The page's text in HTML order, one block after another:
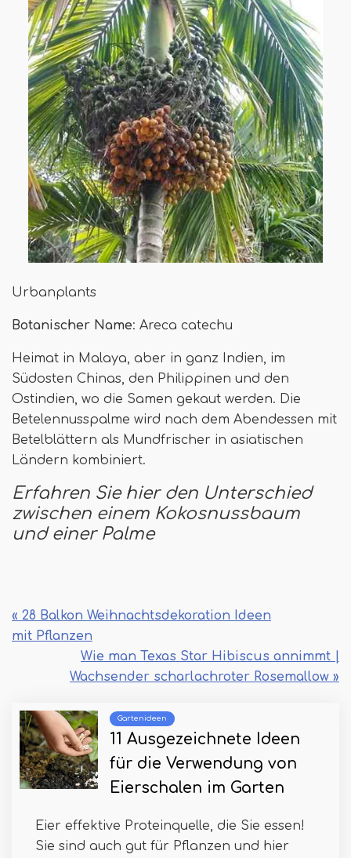
Urbanplants
Botanischer Name: Areca catechu
Heimat in Malaya, aber in ganz Indien, im
Südosten Chinas, den Philippinen und den
Ostindien, wo die Samen gekaut werden. Die
Betelennusspalme wird nach dem Abendessen mit
Betelblättern als Mundfrischer in asiatischen
Ländern kombiniert.
Erfahren Sie hier den Unterschied
zwischen einem Kokosnussbaum
und einer Palme
« 28 Balkon Weihnachtsdekoration Ideen
mit Pflanzen
Wie man Texas Star Hibiscus annimmt |
Wachsender scharlachroter Rosemallow »
Gartenideen
11 Ausgezeichnete Ideen
für die Verwendung von
Eierschalen im Garten
Eier effektive Proteinquelle, die Sie essen!
Sie sind auch gut für Pflanzen und hier